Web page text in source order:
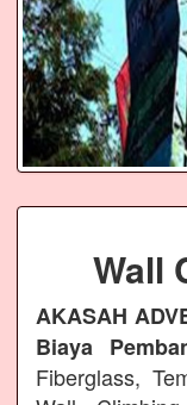
Wall
AKASAH
Biaya
Fiberglass,